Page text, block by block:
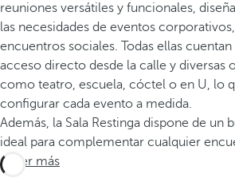
reuniones versátiles y funcionales,
las necesidades de eventos
encuentros sociales. Todas ellas
acceso directo desde la calle y diversas
como teatro, escuela, cóctel o en U, lo
configurar cada evento a medida.
Además, la Sala Restinga dispone de un
ideal para complementar cualquier
Saber más